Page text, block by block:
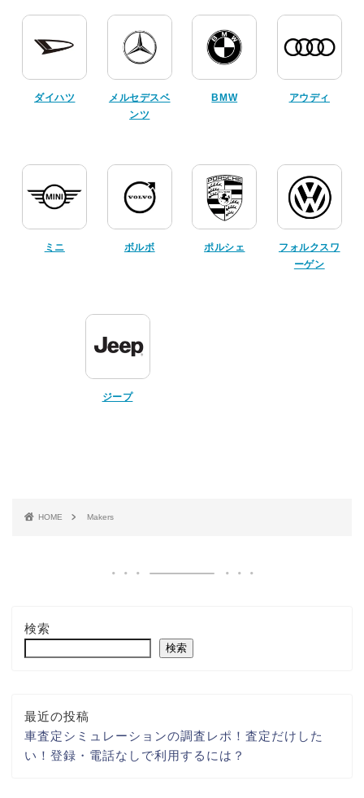
ダイハツ
メルセデスベ
ンツ
BMW アウディ
ミニ ボルボ ポルシェ
フォルクスワ
ーゲン
ジープ
HOME Makers
検索
検索
最近の投稿
車査定シミュレーションの調査レポ！査定だけした
い！登録・電話なしで利用するには？